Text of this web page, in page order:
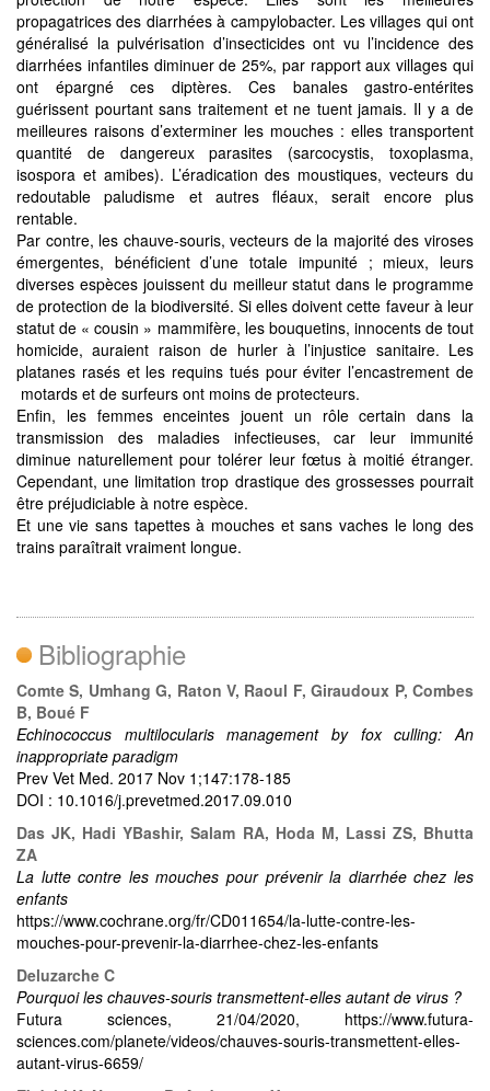
propagatrices des diarrhées à campylobacter. Les villages qui ont
généralisé la pulvérisation d’insecticides ont vu l’incidence des
diarrhées infantiles diminuer de 25%, par rapport aux villages qui
ont épargné ces diptères. Ces banales gastro-entérites
guérissent pourtant sans traitement et ne tuent jamais. Il y a de
meilleures raisons d’exterminer les mouches : elles transportent
quantité de dangereux parasites (sarcocystis, toxoplasma,
isospora et amibes). L’éradication des moustiques, vecteurs du
redoutable paludisme et autres fléaux, serait encore plus
rentable.
Par contre, les chauve-souris, vecteurs de la majorité des viroses
émergentes, bénéficient d’une totale impunité ; mieux, leurs
diverses espèces jouissent du meilleur statut dans le programme
de protection de la biodiversité. Si elles doivent cette faveur à leur
statut de « cousin » mammifère, les bouquetins, innocents de tout
homicide, auraient raison de hurler à l’injustice sanitaire. Les
platanes rasés et les requins tués pour éviter l’encastrement de
motards et de surfeurs ont moins de protecteurs.
Enfin, les femmes enceintes jouent un rôle certain dans la
transmission des maladies infectieuses, car leur immunité
diminue naturellement pour tolérer leur fœtus à moitié étranger.
Cependant, une limitation trop drastique des grossesses pourrait
être préjudiciable à notre espèce.
Et une vie sans tapettes à mouches et sans vaches le long des
trains paraîtrait vraiment longue.
Bibliographie
Comte S, Umhang G, Raton V, Raoul F, Giraudoux P, Combes
B, Boué F
Echinococcus multilocularis management by fox culling: An
inappropriate paradigm
Prev Vet Med. 2017 Nov 1;147:178-185
DOI : 10.1016/j.prevetmed.2017.09.010
Das JK, Hadi YBashir, Salam RA, Hoda M, Lassi ZS, Bhutta
ZA
La lutte contre les mouches pour prévenir la diarrhée chez les
enfants
https://www.cochrane.org/fr/CD011654/la-lutte-contre-les-
mouches-pour-prevenir-la-diarrhee-chez-les-enfants
Deluzarche C
Pourquoi les chauves-souris transmettent-elles autant de virus ?
Futura sciences, 21/04/2020, https://www.futura-
sciences.com/planete/videos/chauves-souris-transmettent-elles-
autant-virus-6659/